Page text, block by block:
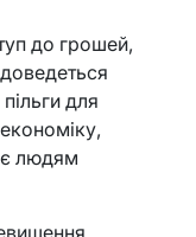
до грошей,
для
людям